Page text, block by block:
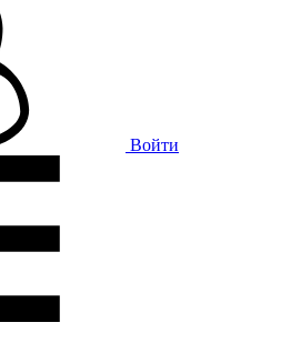
Войти